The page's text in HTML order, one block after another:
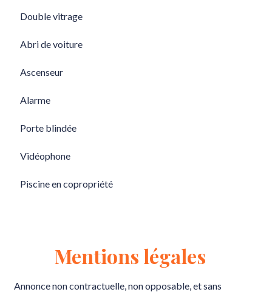
Double vitrage
Abri de voiture
Ascenseur
Alarme
Porte blindée
Vidéophone
Piscine en copropriété
Mentions légales
Annonce non contractuelle, non opposable, et sans